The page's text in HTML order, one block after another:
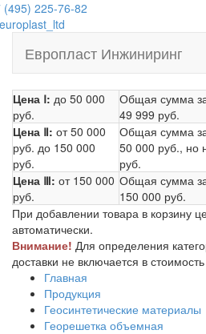
(495) 225-76-82
Европласт Инжиниринг
Цена Ⅰ: до 50 000
руб.
Общая сумма
49 999 руб.
Цена Ⅱ: от 50 000
руб. до 150 000
руб.
Общая сумма
50 000 руб., но
руб.
Цена Ⅲ: от 150 000
руб.
Общая сумма
150 000 руб.
При добавлении товара в корзину
автоматически.
Внимание! Для определения
доставки не включается в стоимость
Главная
Продукция
Геосинтетические материалы
Георешетка объемная